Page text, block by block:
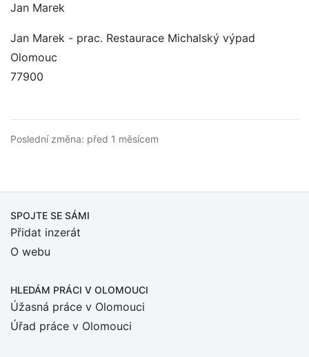
Jan Marek
Jan Marek - prac. Restaurace Michalský výpad
Olomouc
77900
Poslední změna: před 1 měsícem
SPOJTE SE SÁMI
Přidat inzerát
O webu
HLEDÁM PRÁCI V OLOMOUCI
Úžasná práce v Olomouci
Úřad práce v Olomouci